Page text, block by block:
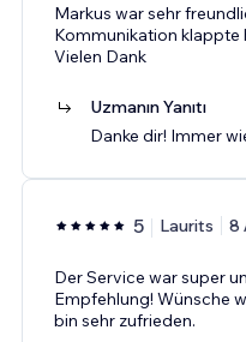
Markus war sehr
Kommunikation klappte
Vielen Dank
Uzmanın Yanıtı
Danke dir! Immer
5 Laurits 8
Der Service war super
Empfehlung! Wünsche
bin sehr zufrieden.